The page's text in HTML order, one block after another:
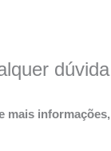
dúvida
mais informações,